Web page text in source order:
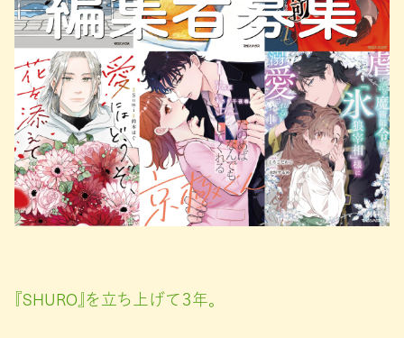
『SHURO』を立ち上げて３年。